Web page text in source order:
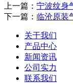
上一篇： 宁波纹身
下一篇： 临沧原装
关于我们
产品中心
新闻资讯
公司实力
联系我们